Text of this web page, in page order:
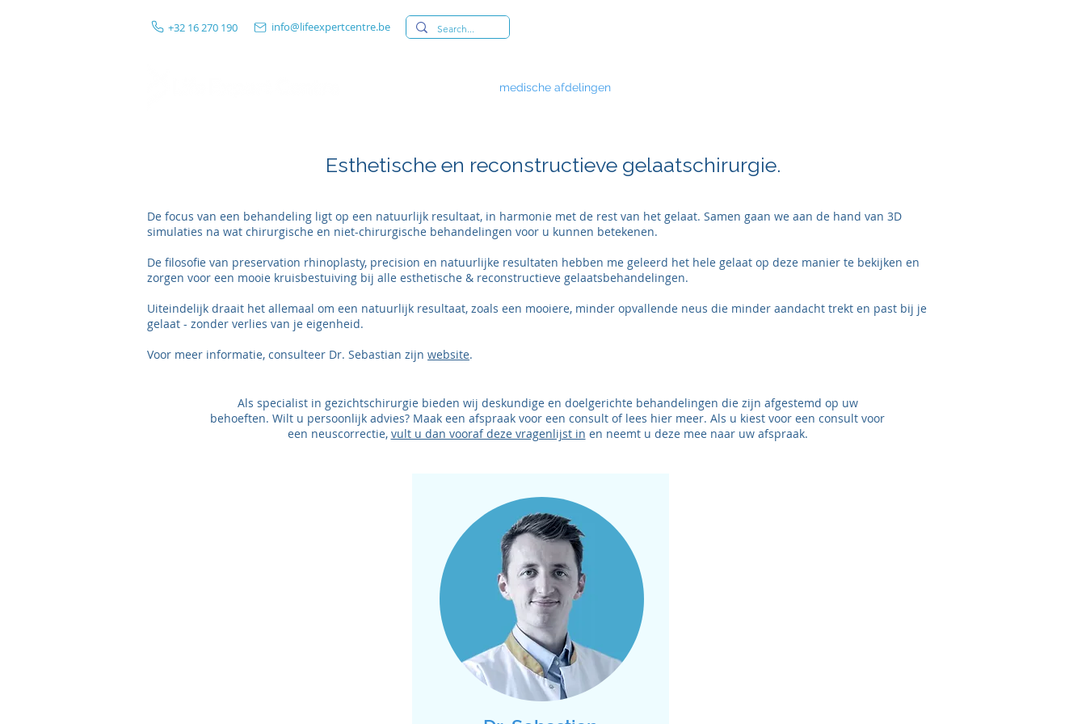
+32 16 270 190 info@lifeexpertcentre.be
medische afdelingen
Esthetische en reconstructieve gelaatschirurgie.
De focus van een behandeling ligt op een natuurlijk resultaat, in harmonie met de rest van het gelaat. Samen gaan we aan de hand van 3D
simulaties na wat chirurgische en niet-chirurgische behandelingen voor u kunnen betekenen.
De filosofie van preservation rhinoplasty, precision en natuurlijke resultaten hebben me geleerd het hele gelaat op deze manier te bekijken en
zorgen voor een mooie kruisbestuiving bij alle esthetische & reconstructieve gelaatsbehandelingen.
Uiteindelijk draait het allemaal om een natuurlijk resultaat, zoals een mooiere, minder opvallende neus die minder aandacht trekt en past bij je
gelaat - zonder verlies van je eigenheid.
Voor meer informatie, consulteer Dr. Sebastian zijn website.
Als specialist in gezichtschirurgie bieden wij deskundige en doelgerichte behandelingen die zijn afgestemd op uw
behoeften. Wilt u persoonlijk advies? Maak een afspraak voor een consult of lees hier meer. Als u kiest voor een consult voor
een neuscorrectie, vult u dan vooraf deze vragenlijst in en neemt u deze mee naar uw afspraak.